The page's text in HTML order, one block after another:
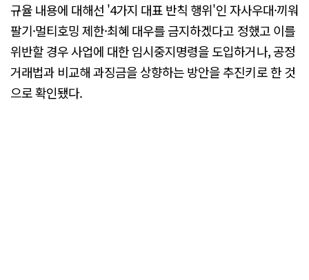
규율 내용에 대해선 '4가지 대표 반칙 행위'인 자사우대·끼워
팔기·멀티호밍 제한·최혜 대우를 금지하겠다고 정했고 이를
위반할 경우 사업에 대한 임시중지명령을 도입하거나, 공정
거래법과 비교해 과징금을 상향하는 방안을 추진키로 한 것
으로 확인됐다.